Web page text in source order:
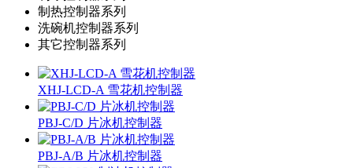
制热控制器系列
洗碗机控制器系列
其它控制器系列
XHJ-LCD-A 雪花机控制器
PBJ-C/D 片冰机控制器
PBJ-A/B 片冰机控制器